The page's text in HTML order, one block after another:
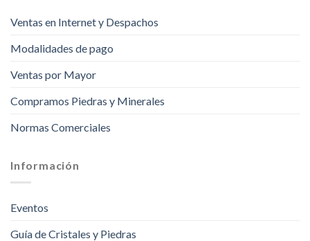
Ventas en Internet y Despachos
Modalidades de pago
Ventas por Mayor
Compramos Piedras y Minerales
Normas Comerciales
Información
Eventos
Guía de Cristales y Piedras